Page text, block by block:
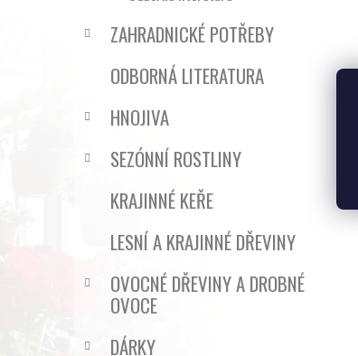
ZAHRADNICKÉ POTŘEBY
ODBORNÁ LITERATURA
HNOJIVA
SEZÓNNÍ ROSTLINY
KRAJINNÉ KEŘE
LESNÍ A KRAJINNÉ DŘEVINY
OVOCNÉ DŘEVINY A DROBNÉ
OVOCE
DÁRKY